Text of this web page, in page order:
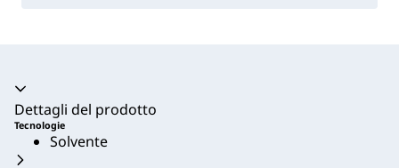
Dettagli del prodotto
Tecnologie
Solvente